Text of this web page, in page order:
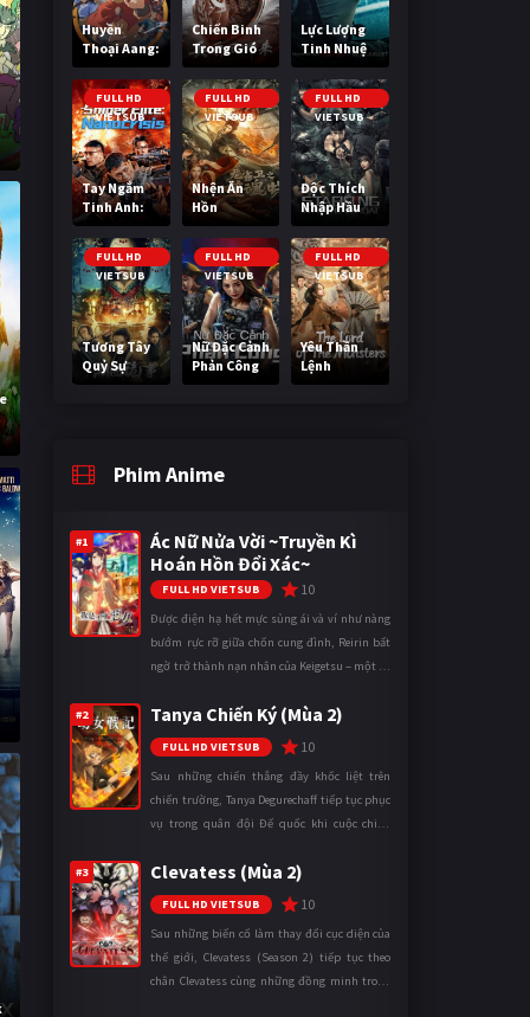
Huyền
Thoại Aang:
Tiết Khí Sư
Cuối Cùng
Chiến Binh
Trong Gió
Lực Lượng
Tinh Nhuệ
FULL HD
VIETSUB
Tay Ngắm
Tinh Anh:
Nguy Cơ
Nano
FULL HD
VIETSUB
Nhện Ăn
Hồn
FULL HD
VIETSUB
Độc Thích
Nhập Hầu
FULL HD
VIETSUB
Tương Tây
Quỷ Sự
FULL HD
VIETSUB
Nữ Đặc Cảnh
Phản Công
FULL HD
VIETSUB
Yêu Thần
Lệnh
Phim Anime
#1
Ác Nữ Nửa Vời ~Truyền Kì
Hoán Hồn Đổi Xác~
FULL HD VIETSUB 10
Được điện hạ hết mực sủng ái và ví như nàng
bướm rực rỡ giữa chốn cung đình, Reirin bất
ngờ trở thành nạn nhân của Keigetsu – một kẻ
thuật để hoán đổi th ...
#2 Tanya Chiến Ký (Mùa 2)
FULL HD VIETSUB 10
Sau những chiến thắng đầy khốc liệt trên
chiến trường, Tanya Degurechaff tiếp tục phục
vụ trong quân đội Đế quốc khi cuộc chiến
mặt trận. Dù sở hữu tài năn ...
#3 Clevatess (Mùa 2)
FULL HD VIETSUB 10
Sau những biến cố làm thay đổi cục diện của
thế giới, Clevatess (Season 2) tiếp tục theo
chân Clevatess cùng những đồng minh trong